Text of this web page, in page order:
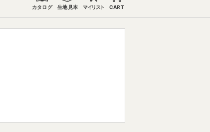
カタログ 生地見本 マイリスト CART